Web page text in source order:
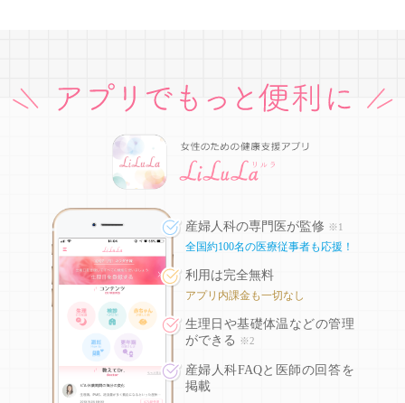
産婦人科の専門医が監修 ※1
全国約100名の医療従事者も応援！
利用は完全無料
アプリ内課金も一切なし
生理日や基礎体温などの管理
ができる
※2
産婦人科FAQと医師の回答を
掲載